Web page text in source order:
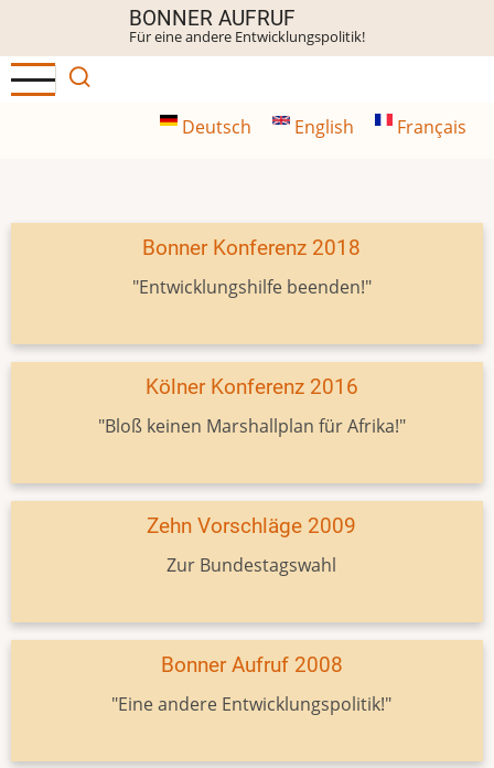
Inhalt
BONNER AUFRUF
Für eine andere Entwicklungspolitik!
Deutsch English Français
Bonner Konferenz 2018
"Entwicklungshilfe beenden!"
Kölner Konferenz 2016
"Bloß keinen Marshallplan für Afrika!"
Zehn Vorschläge 2009
Zur Bundestagswahl
Bonner Aufruf 2008
"Eine andere Entwicklungspolitik!"